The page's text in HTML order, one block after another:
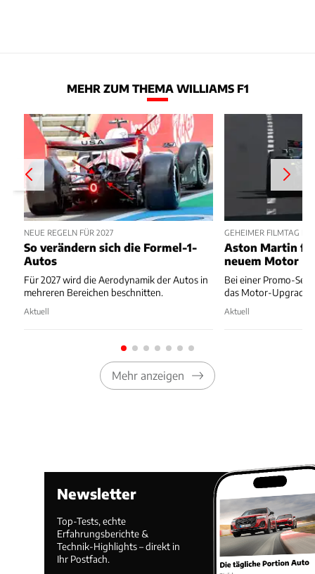
MEHR ZUM THEMA WILLIAMS F1
NEUE REGELN FÜR 2027
So verändern sich die Formel-1-
Autos
Für 2027 wird die Aerodynamik der Autos in
mehreren Bereichen beschnitten.
Aktuell
GEHEIMER FILMTAG IN
Aston Martin
neuem Motor
Bei einer Promo-
das Motor-Upgrade
Aktuell
Mehr anzeigen
Newsletter
Top-Tests, echte
Erfahrungsberichte &
Technik-Highlights – direkt in
Ihr Postfach.